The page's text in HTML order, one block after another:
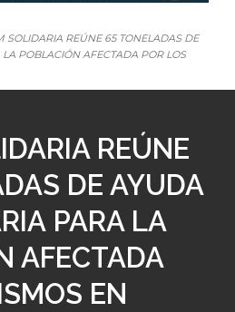
SOLIDARIA REÚNE 65 TONELADAS DE
POBLACIÓN AFECTADA POR LOS
REÚNE
DE AYUDA
PARA LA
AFECTADA
EN